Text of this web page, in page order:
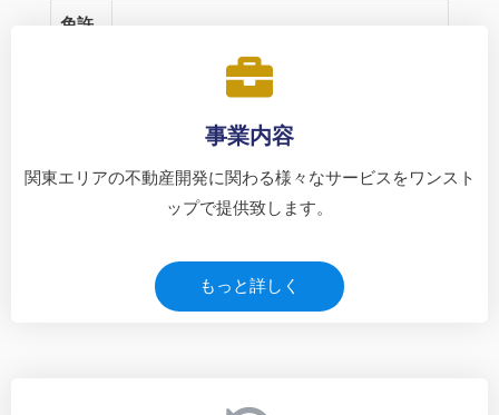
免許
事業内容
関東エリアの不動産開発に関わる様々なサービスをワンスト
ップで提供致します。
もっと詳しく